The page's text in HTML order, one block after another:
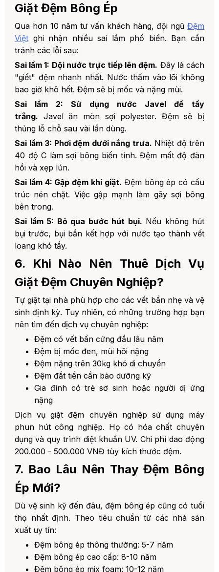
Giặt Đệm Bông Ép
Qua hơn 10 năm tư vấn khách hàng, đội ngũ Đệm
Việt ghi nhận nhiều sai lầm phổ biến. Bạn cần
tránh các lỗi sau:
Sai lầm 1: Dội nước trực tiếp lên đệm. Đây là cách
"giết" đệm nhanh nhất. Nước thấm vào lõi không
bao giờ khô hết. Đệm sẽ bị mốc và nặng mùi.
Sai lầm 2: Sử dụng nước Javel để tẩy
trắng. Javel ăn mòn sợi polyester. Đệm sẽ bị
thủng lỗ chỗ sau vài lần dùng.
Sai lầm 3: Phơi đệm dưới nắng trưa. Nhiệt độ trên
40 độ C làm sợi bông biến tính. Đệm mất độ đàn
hồi và xẹp lún.
Sai lầm 4: Gập đệm khi giặt. Đệm bông ép có cấu
trúc nén chặt. Việc gập mạnh làm gãy sợi bông
bên trong.
Sai lầm 5: Bỏ qua bước hút bụi. Nếu không hút
bụi trước, bụi bẩn kết hợp với nước tạo thành vết
loang khó tẩy.
6. Khi Nào Nên Thuê Dịch Vụ
Giặt Đệm Chuyên Nghiệp?
Tự giặt tại nhà phù hợp cho các vết bẩn nhẹ và vệ
sinh định kỳ. Tuy nhiên, có những trường hợp bạn
nên tìm đến dịch vụ chuyên nghiệp:
Đệm có vết bẩn cứng đầu lâu năm
Đệm bị mốc đen, mùi hôi nặng
Đệm nặng trên 30kg khó di chuyển
Đệm đắt tiền cần bảo dưỡng kỹ
Gia đình có trẻ sơ sinh hoặc người dị ứng
nặng
Dịch vụ giặt đệm chuyên nghiệp sử dụng máy
phun hút công nghiệp. Họ có hóa chất chuyên
dụng và quy trình diệt khuẩn UV. Chi phí dao động
200.000 - 500.000 VNĐ tùy kích thước đệm.
7. Bao Lâu Nên Thay Đệm Bông
Ép Mới?
Dù vệ sinh kỹ đến đâu, đệm bông ép cũng có tuổi
thọ nhất định. Theo tiêu chuẩn từ các nhà sản
xuất uy tín:
Đệm bông ép thông thường: 5-7 năm
Đệm bông ép cao cấp: 8-10 năm
Đệm bông ép mix foam: 10-12 năm